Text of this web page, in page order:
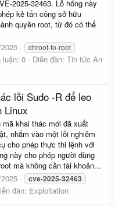
2025-32463. Lỗ hổng này
kẻ tấn công sở hữu
quyền root, từ đó có thể
chroot‑to‑root
luận: 0 Diễn đàn: Tin tức An
lỗi Sudo -R để leo
Linux
khai thác mới đã xuất
nhắm vào một lỗi nghiêm
cho phép thực thi lệnh với
này cho phép người dùng
mà không cần tài khoản...
cve-2025-32463
đàn: Exploitation